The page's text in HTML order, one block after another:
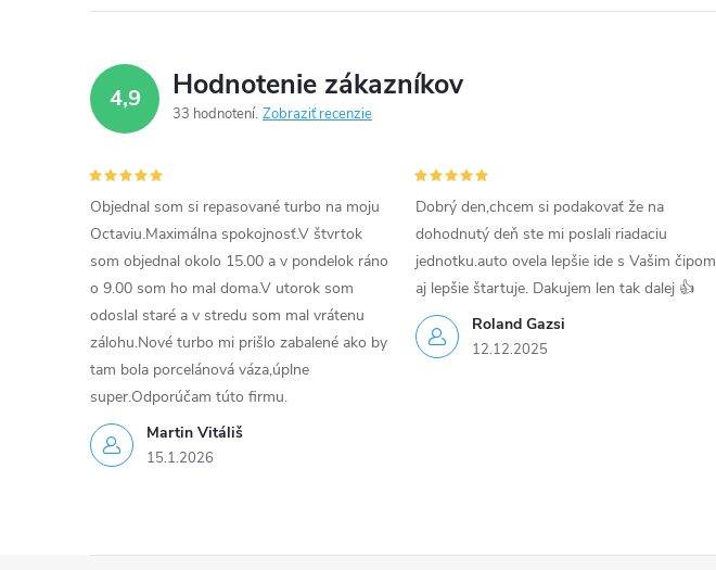
i
e
p
v
k
y
v
ý
p
i
u
4,9 Hodnotenie zákazníkov
33 hodnotení Zobraziť recenzie
Martin Vitáliš
15.1.2026
Objednal som si repasované turbo na moju
Octaviu.Maximálna spokojnosť.V štvrtok
som objednal okolo 15.00 a v pondelok ráno
o 9.00 som ho mal doma.V utorok som
odoslal staré a v stredu som mal vrátenu
zálohu.Nové turbo mi prišlo zabalené ako by
tam bola porcelánová váza,úplne
super.Odporúčam túto firmu.
Roland Gazsi
12.12.2025
Dobrý den,chcem si podakovať že na
dohodnutý deň ste mi poslali riadaciu
jednotku.auto ovela lepšie ide s Vašim čipom
aj lepšie štartuje. Dakujem len tak dalej 👍